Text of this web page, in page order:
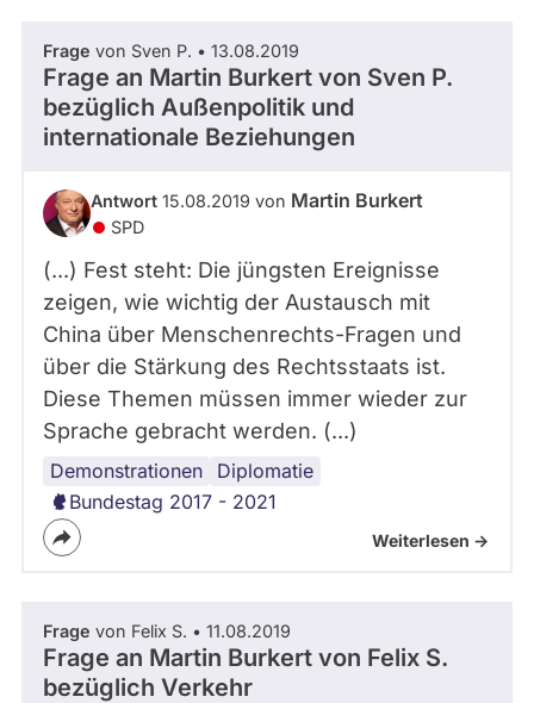
Frage von Sven P. • 13.08.2019
Frage an Martin Burkert von Sven P.
bezüglich Außenpolitik und
internationale Beziehungen
Antwort 15.08.2019 von Martin Burkert
SPD
(...) Fest steht: Die jüngsten Ereignisse
zeigen, wie wichtig der Austausch mit
China über Menschenrechts-Fragen und
über die Stärkung des Rechtsstaats ist.
Diese Themen müssen immer wieder zur
Sprache gebracht werden. (...)
Demonstrationen Diplomatie
Internationales
Bundestag 2017 - 2021
Weiterlesen ->
Frage von Felix S. • 11.08.2019
Frage an Martin Burkert von Felix S.
bezüglich Verkehr